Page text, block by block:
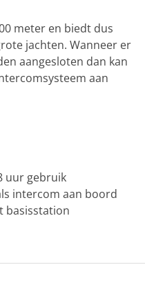
meter en biedt dus
jachten. Wanneer er
aangesloten dan kan
aan
uur gebruik
intercom aan boord
basisstation